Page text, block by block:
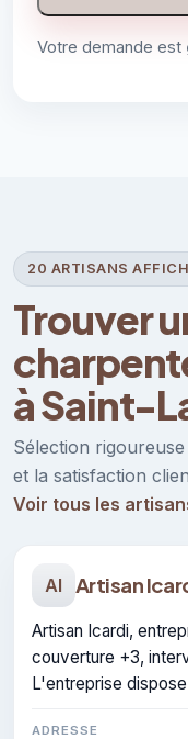
Votre demande est
20 ARTISANS
Trouver
à Saint-
Sélection
et la satisfaction
Voir tous les
AI Artisan
Artisan Icardi,
couverture +3,
L'entreprise
ADRESSE